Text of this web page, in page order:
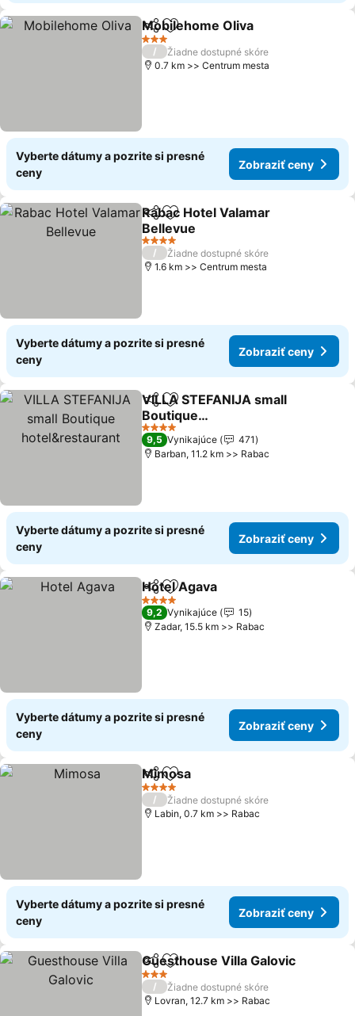
ZdieľaťPridať do obľúbených
Mobilehome Oliva
3 Počet hviezdičiek
/
Žiadne dostupné skóre
0.7 km >> Centrum mesta
Vyberte dátumy a pozrite si presné
ceny
Zobraziť ceny
ZdieľaťPridať do obľúbených
Rabac Hotel Valamar
Bellevue
Zobraziť ceny
4 Počet hviezdičiek
/
Žiadne dostupné skóre
1.6 km >> Centrum mesta
Vyberte dátumy a pozrite si presné
ceny
Zobraziť ceny
ZdieľaťPridať do obľúbených
VILLA STEFANIJA small
Boutique
hotel&restaurant
Zobraziť ceny
4 Počet hviezdičiek
9,5 Vynikajúce
471
Barban, 11.2 km >> Rabac
Vyberte dátumy a pozrite si presné
ceny
Zobraziť ceny
ZdieľaťPridať do obľúbených
Hotel Agava
4 Počet hviezdičiek
9,2 Vynikajúce
15
Zadar, 15.5 km >> Rabac
Vyberte dátumy a pozrite si presné
ceny
Zobraziť ceny
ZdieľaťPridať do obľúbených
Mimosa
4 Počet hviezdičiek
/
Žiadne dostupné skóre
Labin, 0.7 km >> Rabac
Vyberte dátumy a pozrite si presné
ceny
Zobraziť ceny
ZdieľaťPridať do obľúbených
Guesthouse Villa Galovic
3 Počet hviezdičiek
/
Žiadne dostupné skóre
Lovran, 12.7 km >> Rabac